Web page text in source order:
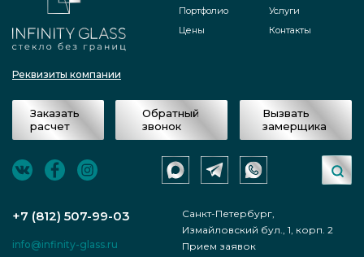
Реквизиты компании
Портфолио
Цены
Услуги
Контакты
Заказать
расчет
Обратный
звонок
Вызвать
замерщика
+7 (812) 507-99-03
Санкт-Петербург,
Измайловский бул., 1, корп. 2
info@infinity-glass.ru
Прием заявок